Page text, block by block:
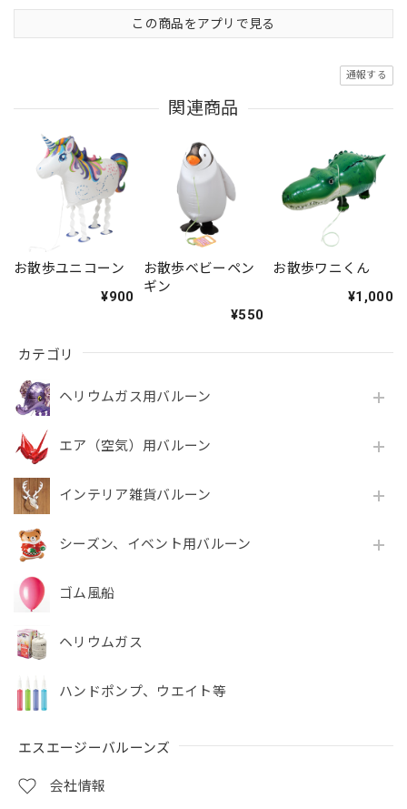
カテゴリ
ヘリウムガス用バルーン
エア（空気）用バルーン
インテリア雑貨バルーン
シーズン、イベント用バルーン
ゴム風船
ヘリウムガス
ハンドポンプ、ウエイト等
エスエージーバルーンズ
会社情報
この商品をアプリで見る
通報する
関連商品
お散歩ユニコーン
¥900
お散歩ベビーペン
ギン
¥550
お散歩ワニくん
¥1,000